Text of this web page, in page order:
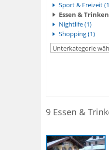
Sport & Freizeit
Essen &
Nightlife (1)
Shopping (1)
9 Essen &